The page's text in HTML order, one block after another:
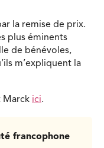
la remise de prix.
plus éminents
de bénévoles,
m’expliquent la
Marck ici.
francophone